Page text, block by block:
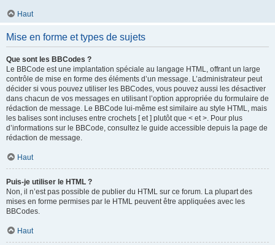
Haut
Mise en forme et types de sujets
Que sont les BBCodes ?
Le BBCode est une implantation spéciale au langage HTML, offrant un large
contrôle de mise en forme des éléments d’un message. L’administrateur peut
décider si vous pouvez utiliser les BBCodes, vous pouvez aussi les désactiver
dans chacun de vos messages en utilisant l’option appropriée du formulaire de
rédaction de message. Le BBCode lui-même est similaire au style HTML, mais
les balises sont incluses entre crochets [ et ] plutôt que < et >. Pour plus
d’informations sur le BBCode, consultez le guide accessible depuis la page de
rédaction de message.
Haut
Puis-je utiliser le HTML ?
Non, il n’est pas possible de publier du HTML sur ce forum. La plupart des
mises en forme permises par le HTML peuvent être appliquées avec les
BBCodes.
Haut